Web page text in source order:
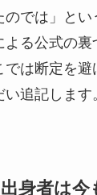
では」とい
る公式の裏
では断定を避
追記します
身者は今